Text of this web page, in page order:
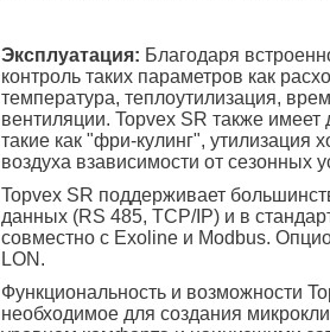
Эксплуатация: Благодаря
контроль таких параметров как
температура, теплоутилизация,
вентиляции. Topvex SR также
такие как "фри-кулинг", утилизация
воздуха взависимости от сезонных
Topvex SR поддерживает
данных (RS 485, TCP/IP) и в
совместно с Exoline и Modbus.
LON.
Функциональность и возможности
необходимое для создания